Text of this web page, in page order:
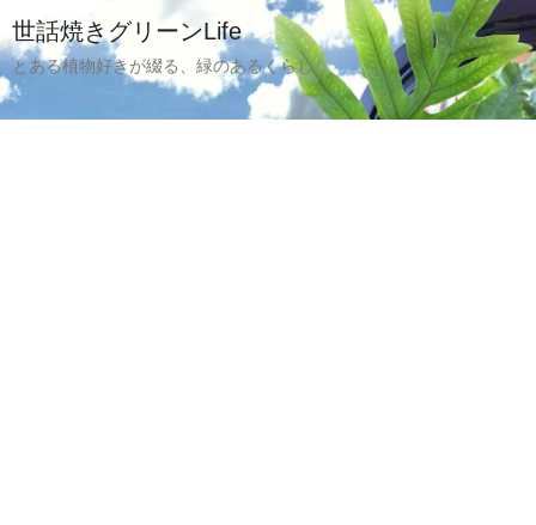
世話焼きグリーンLife
とある植物好きが綴る、緑のあるくらし